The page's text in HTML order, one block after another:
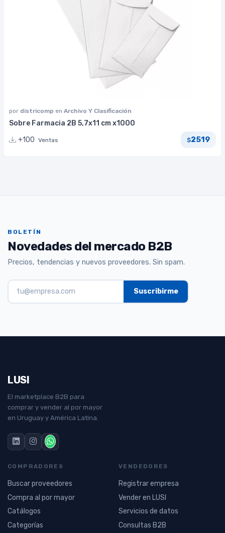
por districomp en Archivo Y Clasificación
Sobre Farmacia 2B 5,7x11 cm x1000
+100 Ventas $2519
BOLETÍN
Novedades del mercado B2B
Precios, tendencias y nuevos proveedores. Sin spam.
LUSI
El marketplace B2B para
comprar y vender al por mayor
en Uruguay y América Latina.
COMPRADORES
Buscar proveedores
Compra al por mayor
Catálogos
Categorías
VENDEDORES
Registrar empresa
Vender en LUSI
Servicios de datos
Consultas B2B